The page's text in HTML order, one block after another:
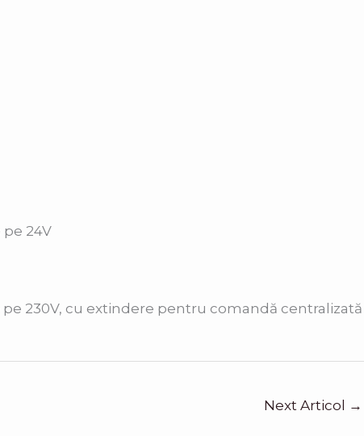
24V
230V, cu extindere pentru comandă centralizată
Next Articol →